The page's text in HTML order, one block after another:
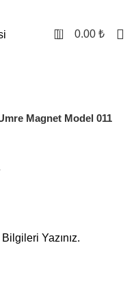
0 0.00 ₺
Magnet Model 011
Yazınız.